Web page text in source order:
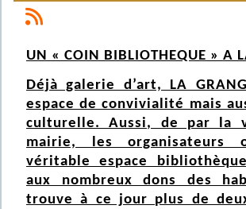
UN « COIN BIBLIOTHEQUE » A
Déjà galerie d’art, LA
espace de convivialité mais
culturelle. Aussi, de par la
mairie, les organisateurs
véritable espace
aux nombreux dons des
trouve à ce jour plus de